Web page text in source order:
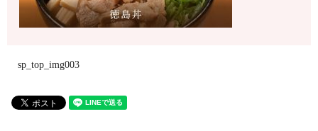
sp_top_img003